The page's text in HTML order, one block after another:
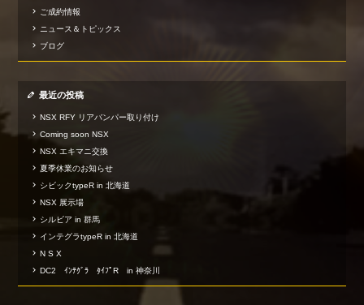
ご成約情報
ニュース＆トピックス
ブログ
最近の投稿
NSX RFY リアバンパー取り付け
Coming soon NSX
NSX エキマニ交換
夏季休業のお知らせ
シビックtypeR in 北海道
NSX 展示場
シルビア in 群馬
インテグラtypeR in 北海道
N S X
DC2 ｲﾝﾃｸﾞﾗ ﾀｲﾌﾟR in 神奈川